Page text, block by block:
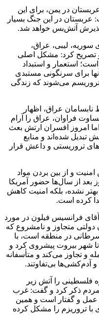
در یمن، برای این
در این جنگ بسیار
پذیرش آتش‌بس خواهد شد.
لیبی، عراق،
و تصریح کرد: مشکل اصلی
استعمار و استبداد
برای سرنگونی مستبدی
تروریسم می‌شوند که زندگی
عراق، اظهار
فراوان، عراق را آرام
اما امروز افسران ارتش بعث
تبدیل شده‌اند و منابع
تروریستی و داعش قرار
امنیت و از بین بردن مواد
بعد از سال‌ها حضور آمریکا
نشده، بلکه امنیت کاهش
فرانسیس فیلون در مورد
دولتی متجاوز و نامشروع که
در منطقه است، با
شهر بیروت پیشروی کرد و
و تجاوز می‌کند و متأسفانه
آدم‌کشی‌ها بی‌تفاوتند.
فلسطینی را آتش زیر
مردم ذکر کرد و گفت: غرب
عمل و گفتار است و همین
تروریزم را مشکل کرده